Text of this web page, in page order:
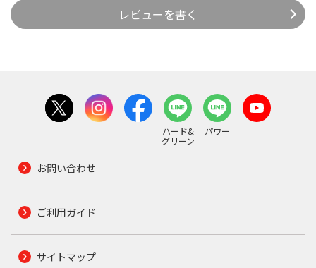
レビューを書く
ハード&
グリーン
パワー
お問い合わせ
ご利用ガイド
サイトマップ